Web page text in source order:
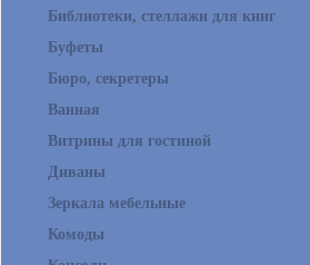
Библиотеки, стеллажи для книг
Буфеты
Бюро, секретеры
Ванная
Витрины для гостиной
Диваны
Зеркала мебельные
Комоды